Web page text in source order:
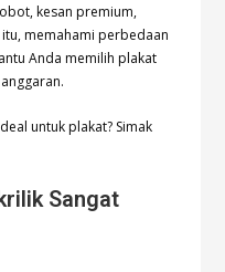
kesan premium,
memahami perbedaan
Anda memilih plakat
untuk plakat? Simak
Sangat